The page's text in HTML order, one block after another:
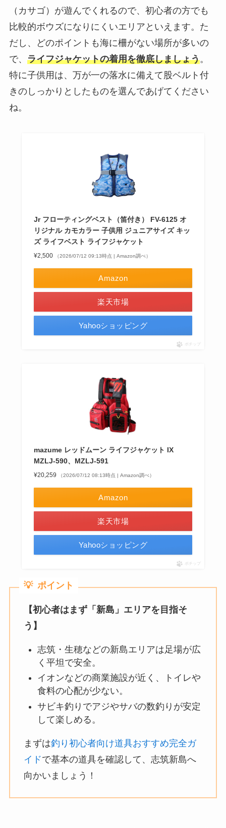
（カサゴ）が遊んでくれるので、初心者の方でも
比較的ボウズになりにくいエリアといえます。た
だし、どのポイントも海に柵がない場所が多いの
で、 ライフジャケットの着用を徹底しましょう。
特に子供用は、万が一の落水に備えて股ベルト付
きのしっかりとしたものを選んであげてください
ね。
Jr フローティングベスト（笛付き） FV-6125 オ
リジナル カモカラー 子供用 ジュニアサイズ キッ
ズ ライフベスト ライフジャケット
¥2,500 （2026/07/12 09:13時点 | Amazon調べ）
Amazon
楽天市場
Yahooショッピング
ポチップ
mazume レッドムーン ライフジャケット IX
MZLJ-590、MZLJ-591
¥20,259 （2026/07/12 08:13時点 | Amazon調べ）
Amazon
楽天市場
Yahooショッピング
ポチップ
💡 ポイント
【初心者はまず「新島」エリアを目指そ
う】
志筑・生穂などの新島エリアは足場が広
く平坦で安全。
イオンなどの商業施設が近く、トイレや
食料の心配が少ない。
サビキ釣りでアジやサバの数釣りが安定
して楽しめる。
まずは釣り初心者向け道具おすすめ完全ガ
イドで基本の道具を確認して、志筑新島へ
向かいましょう！